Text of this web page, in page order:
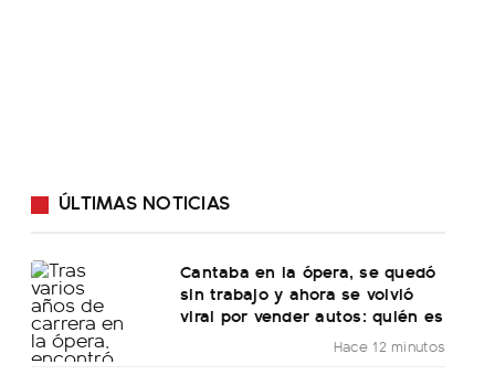
ÚLTIMAS NOTICIAS
Cantaba en la ópera, se quedó
sin trabajo y ahora se volvió
viral por vender autos: quién es
Hace 12 minutos